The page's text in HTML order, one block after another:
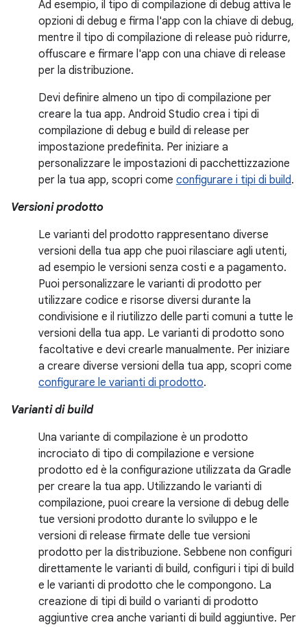
Ad esempio, il tipo di compilazione di debug attiva le
opzioni di debug e firma l'app con la chiave di debug,
mentre il tipo di compilazione di release può ridurre,
offuscare e firmare l'app con una chiave di release
per la distribuzione.
Devi definire almeno un tipo di compilazione per
creare la tua app. Android Studio crea i tipi di
compilazione di debug e build di release per
impostazione predefinita. Per iniziare a
personalizzare le impostazioni di pacchettizzazione
per la tua app, scopri come configurare i tipi di build.
Versioni prodotto
Le varianti del prodotto rappresentano diverse
versioni della tua app che puoi rilasciare agli utenti,
ad esempio le versioni senza costi e a pagamento.
Puoi personalizzare le varianti di prodotto per
utilizzare codice e risorse diversi durante la
condivisione e il riutilizzo delle parti comuni a tutte le
versioni della tua app. Le varianti di prodotto sono
facoltative e devi crearle manualmente. Per iniziare
a creare diverse versioni della tua app, scopri come
configurare le varianti di prodotto.
Varianti di build
Una variante di compilazione è un prodotto
incrociato di tipo di compilazione e versione
prodotto ed è la configurazione utilizzata da Gradle
per creare la tua app. Utilizzando le varianti di
compilazione, puoi creare la versione di debug delle
tue versioni prodotto durante lo sviluppo e le
versioni di release firmate delle tue versioni
prodotto per la distribuzione. Sebbene non configuri
direttamente le varianti di build, configuri i tipi di build
e le varianti di prodotto che le compongono. La
creazione di tipi di build o varianti di prodotto
aggiuntive crea anche varianti di build aggiuntive. Per